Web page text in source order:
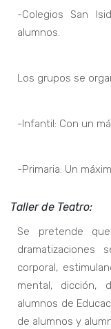
-Colegios San
alumnos.
Los grupos se
-Infantil: Con un
-Primaria: Un
Taller de Teatro:
Se pretende
dramatizaciones
corporal,
mental, dicción,
alumnos de
de alumnos y